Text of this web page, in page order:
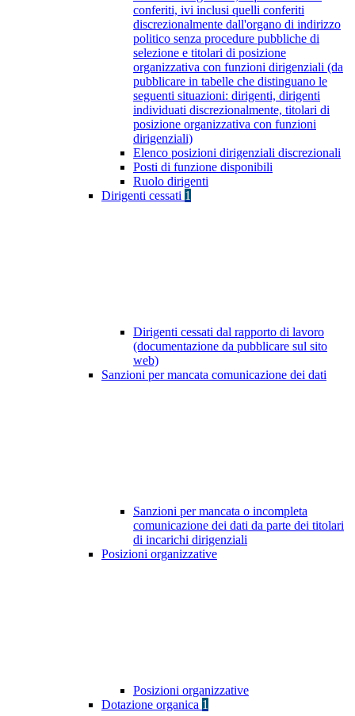
conferiti, ivi inclusi quelli conferiti
discrezionalmente dall'organo di indirizzo
politico senza procedure pubbliche di
selezione e titolari di posizione
organizzativa con funzioni dirigenziali (da
pubblicare in tabelle che distinguano le
seguenti situazioni: dirigenti, dirigenti
individuati discrezionalmente, titolari di
posizione organizzativa con funzioni
dirigenziali)
Elenco posizioni dirigenziali discrezionali
Posti di funzione disponibili
Ruolo dirigenti
Dirigenti cessati 1
Dirigenti cessati dal rapporto di lavoro
(documentazione da pubblicare sul sito
web)
Sanzioni per mancata comunicazione dei dati
Sanzioni per mancata o incompleta
comunicazione dei dati da parte dei titolari
di incarichi dirigenziali
Posizioni organizzative
Posizioni organizzative
Dotazione organica 1